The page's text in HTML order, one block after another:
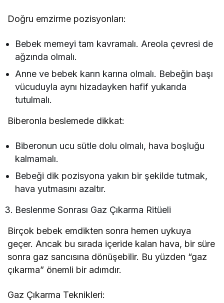
Doğru emzirme pozisyonları:
Bebek memeyi tam kavramalı. Areola çevresi de
ağzında olmalı.
Anne ve bebek karın karına olmalı. Bebeğin başı
vücuduyla aynı hizadayken hafif yukarıda
tutulmalı.
Biberonla beslemede dikkat:
Biberonun ucu sütle dolu olmalı, hava boşluğu
kalmamalı.
Bebeği dik pozisyona yakın bir şekilde tutmak,
hava yutmasını azaltır.
Beslenme Sonrası Gaz Çıkarma Ritüeli
Birçok bebek emdikten sonra hemen uykuya
geçer. Ancak bu sırada içeride kalan hava, bir süre
sonra gaz sancısına dönüşebilir. Bu yüzden “gaz
çıkarma” önemli bir adımdır.
Gaz Çıkarma Teknikleri: